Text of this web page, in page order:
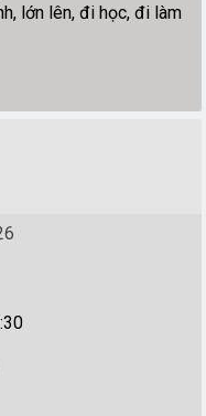
lớn lên, đi học, đi làm